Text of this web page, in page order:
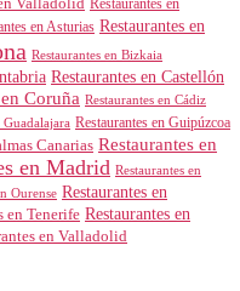
en Asturias Restaurantes en
Restaurantes en Bizkaia
Restaurantes en Castellón
Coruña Restaurantes en Cádiz
Guadalajara Restaurantes en Guipúzcoa
Canarias Restaurantes en
en Madrid Restaurantes en
Ourense Restaurantes en
en Tenerife Restaurantes en
en Valladolid